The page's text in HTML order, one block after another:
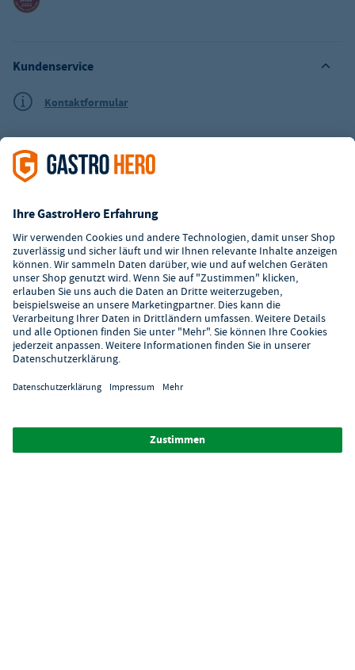
Über GastroHero
Digitaler Showroom
Kundenservice
Kontaktformular
Hilfe
Alle Abbildungen ähnlich. Einige Zahlungsarten
könnenZusatzkosten
² Unverbindl. Preisempfehlung des Herstellers
i.H.v. 7,90€ (zzgl. Mwst.)
**Die Tiefpreisgarantie ist nicht mit anderen Aktionen oder